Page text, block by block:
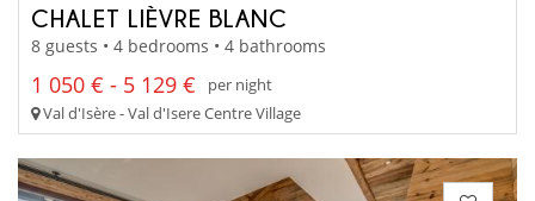
CHALET LIÈVRE BLANC
8 guests • 4 bedrooms • 4 bathrooms
1 050 € - 5 129 €
per night
Val d'Isère - Val d'Isere Centre Village